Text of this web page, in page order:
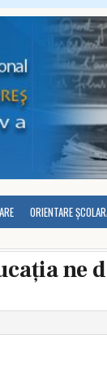
ORIENTARE
ne